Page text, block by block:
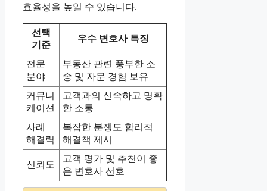
효율성을 높일 수 있습니다.
선택
기준
우수 변호사 특징
전문
분야
부동산 관련 풍부한 소
송 및 자문 경험 보유
커뮤니
케이션
고객과의 신속하고 명확
한 소통
사례
해결력
복잡한 분쟁도 합리적
해결책 제시
신뢰도
고객 평가 및 추천이 좋
은 변호사 선호